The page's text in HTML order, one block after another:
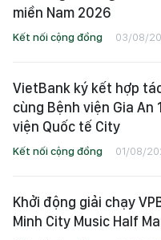
miền Nam 2026
Kết nối cộng đồng 03/08/
VietBank ký kết hợp
cùng Bệnh viện Gia An
viện Quốc tế City
Kết nối cộng đồng 01/08/
Khởi động giải chạy
Minh City Music Half